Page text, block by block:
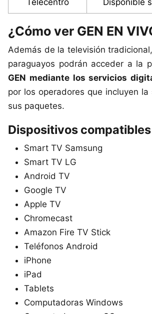
¿Cómo ver GEN EN
Además de la televisión
paraguayos podrán acceder a la
GEN mediante los servicios
por los operadores que incluyen
sus paquetes.
Dispositivos compatibles
Smart TV Samsung
Smart TV LG
Android TV
Google TV
Apple TV
Chromecast
Amazon Fire TV Stick
Teléfonos Android
iPhone
iPad
Tablets
Computadoras Windows